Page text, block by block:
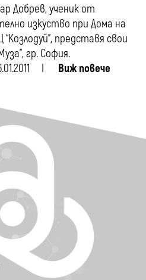
Добрев, ученик от
изкуство при Дома на
представя свои
гр. София.
Виж повече